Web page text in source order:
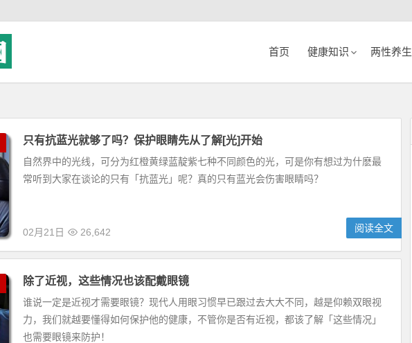
首页 健康知识 两性养生
只有抗蓝光就够了吗？保护眼睛先从了解[光]开始
自然界中的光线，可分为红橙黄绿蓝靛紫七种不同颜色的光，可是你有想过为什麽最
常听到大家在谈论的只有「抗蓝光」呢？真的只有蓝光会伤害眼睛吗？
02月21日 26,642 阅读全文
除了近视，这些情况也该配戴眼镜
谁说一定是近视才需要眼镜？现代人用眼习惯早已跟过去大大不同，越是仰赖双眼视
力，我们就越要懂得如何保护他的健康，不管你是否有近视，都该了解「这些情况」
也需要眼镜来防护！